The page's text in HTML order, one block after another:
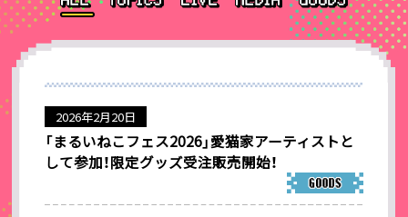
2026年2月20日
「まるいねこフェス2026」愛猫家アーティストと
して参加！限定グッズ受注販売開始！